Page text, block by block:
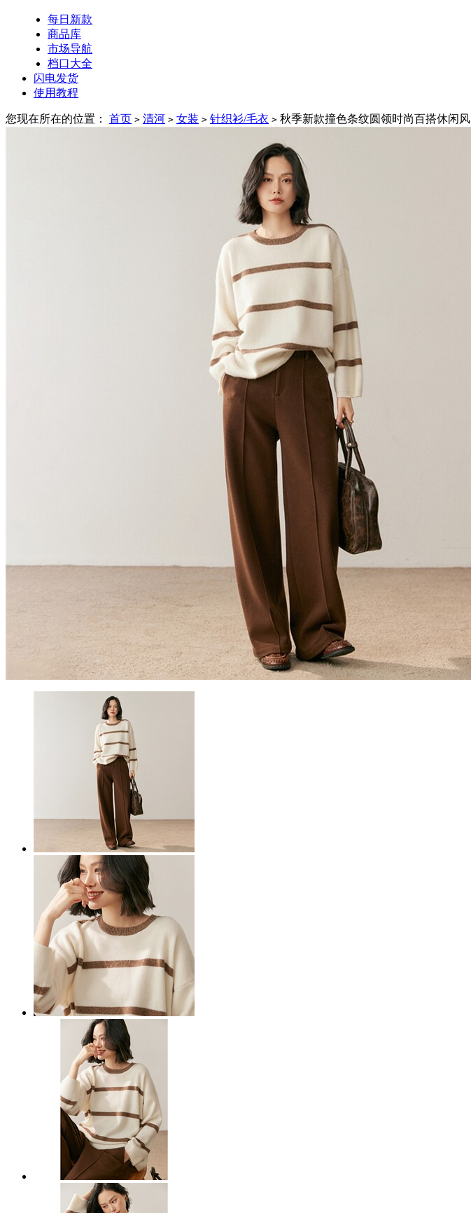
每日新款
商品库
市场导航
档口大全
闪电发货
使用教程
您现在所在的位置： 首页 > 清河 > 女装 > 针织衫/毛衣 > 秋季新款撞色条纹圆领时尚百搭休闲风